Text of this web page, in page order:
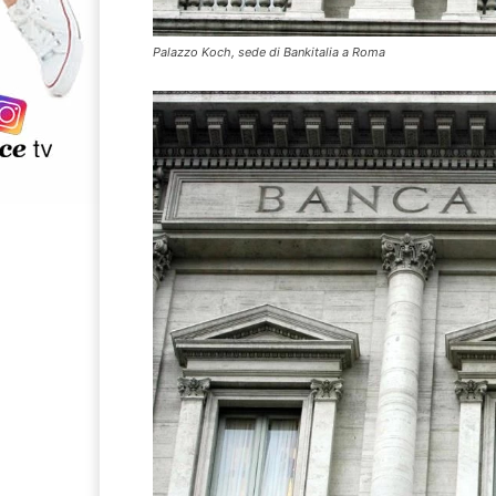
Palazzo Koch, sede di Bankitalia a Roma